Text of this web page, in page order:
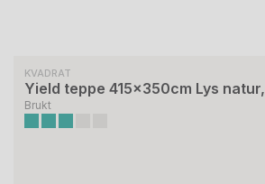
KVADRAT
Yield teppe 415x350cm Lys natur,
Brukt